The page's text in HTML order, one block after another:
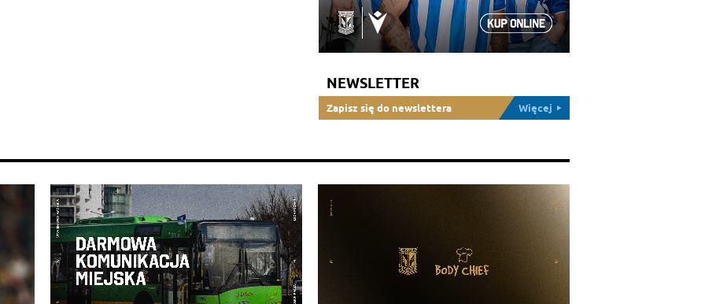
NEWSLETTER
Zapisz się do newslettera Więcej